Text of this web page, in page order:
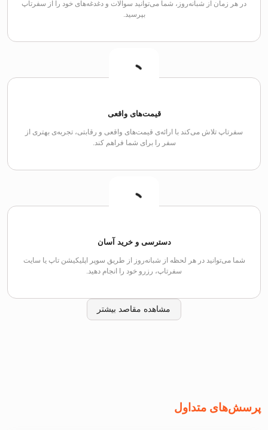
در هر زمان از شبانه‌روز، شما می‌توانید سوالات و دغدغه‌های خود را از سفرتاپ
بپرسید.
قیمت‌های واقعی
سفرتاپ تلاش می‌کند با ارائه‌ی قیمت‌های واقعی و رقابتی، تجربه‌ی بهتری از
سفر را برای شما فراهم کند.
دسترسی و خرید آسان
شما می‌توانید در هر لحظه از شبانه‌روز از طریق سوپر اپلیکیشن تاپ یا سایت
سفرتاپ، رزرو خود را انجام دهید.
مشاهده مقاصد بیشتر
پرسش‌های متداول